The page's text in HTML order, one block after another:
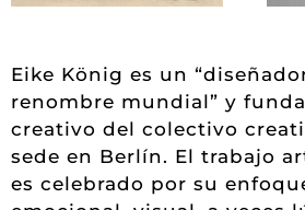
Eike König es un
renombre mundial” y
creativo del colectivo
sede en Berlín. El trabajo
es celebrado por su